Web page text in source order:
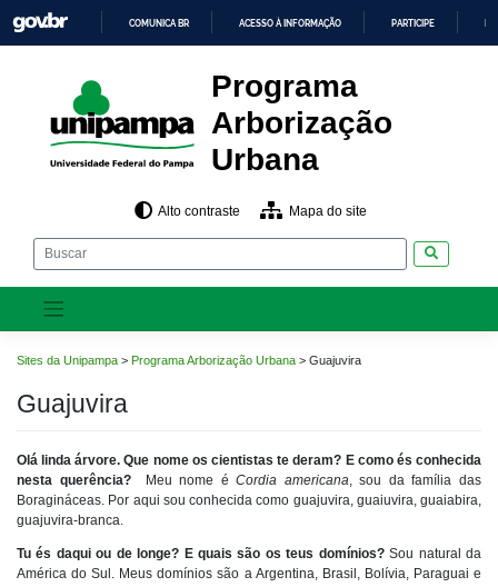
para
o
O
CONTEÚDO
COMUNICA BR ACESSO À INFORMAÇÃO PARTICIPE
Programa
Arborização
Urbana
Alto contraste Mapa do site
Sites da Unipampa > Programa Arborização Urbana > Guajuvira
Guajuvira
Olá linda árvore. Que nome os cientistas te deram? E como és conhecida
nesta querência?
Meu nome éCordia americana, sou da família das
Boragináceas. Por aqui sou conhecida como guajuvira, guaiuvira, guaiabira,
guajuvira-branca.
Tu és daqui ou de longe? E quais são os teus domínios?Sou natural da
América do Sul. Meus domínios são a Argentina, Brasil, Bolívia, Paraguai e